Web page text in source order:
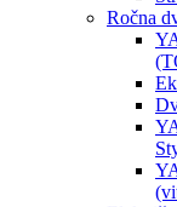
Ročna